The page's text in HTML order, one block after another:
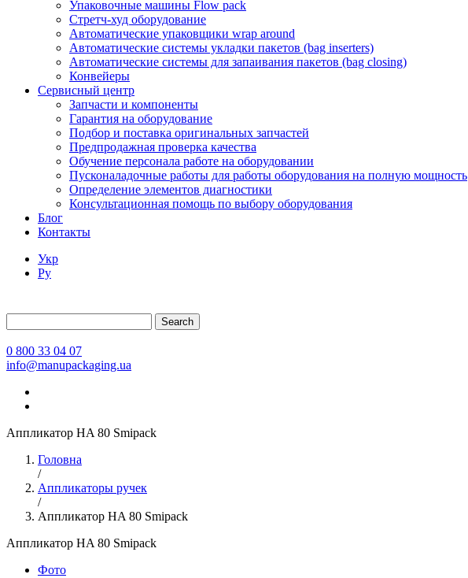
Упаковочные машины Flow pack
Стретч-худ оборудование
Автоматические упаковщики wrap around
Автоматические системы укладки пакетов (bag inserters)
Автоматические системы для запаивания пакетов (bag closing)
Конвейеры
Сервисный центр
Запчасти и компоненты
Гарантия на оборудование
Подбор и поставка оригинальных запчастей
Предпродажная проверка качества
Обучение персонала работе на оборудовании
Пусконаладочные работы для работы оборудования на полную мощность
Определение элементов диагностики
Консультационная помощь по выбору оборудования
Блог
Контакты
Укр
Ру
Search
0 800 33 04 07
info@manupackaging.ua
Аппликатор HA 80 Smipack
Головна
/
Аппликаторы ручек
/
Аппликатор HA 80 Smipack
Аппликатор HA 80 Smipack
Фото